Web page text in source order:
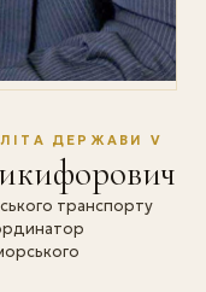
ДЕРЖАВИ V
транспорту